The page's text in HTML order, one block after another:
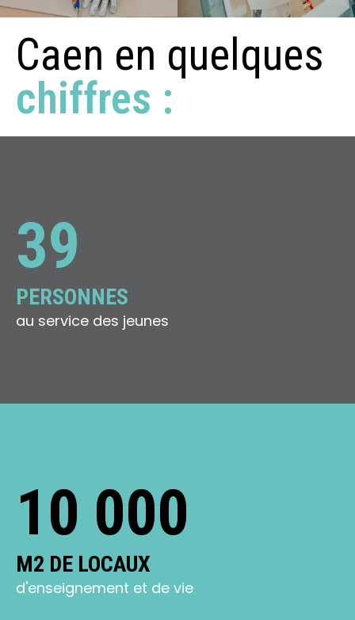
Caen en quelques
chiffres :
39
PERSONNES
au service des jeunes
10 000
M2 DE LOCAUX
d'enseignement et de vie